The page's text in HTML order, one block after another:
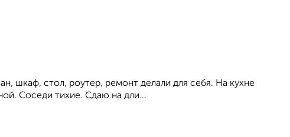
шкаф, стол, роутер, ремонт делали для себя. На кухне
Соседи тихие. Сдаю на дли...